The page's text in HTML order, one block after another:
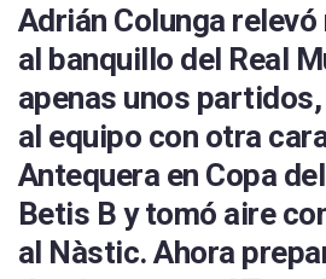
Adrián Colunga
al banquillo del Real
apenas unos
al equipo con otra
Antequera en Copa
Betis B y tomó aire
al Nàstic. Ahora